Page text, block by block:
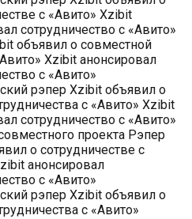
с «Авито» Xzibit
сотрудничество с «Авито»
объявил о совместной
Xzibit анонсировал
с «Авито»
рэпер Xzibit объявил о
с «Авито» Xzibit
сотрудничество с «Авито»
проекта Рэпер
о сотрудничестве с
анонсировал
с «Авито»
рэпер Xzibit объявил о
с «Авито»